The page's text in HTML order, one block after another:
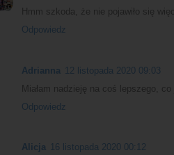
Hmm szkoda, że nie pojawiło się
Odpowiedz
Adrianna
12 listopada 2020 09:03
Miałam nadzieję na coś lepszego,
Odpowiedz
Alicja
16 listopada 2020 00:12